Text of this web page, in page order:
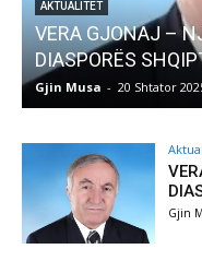
AKTUALITET
Gjin Musa -
Gjin